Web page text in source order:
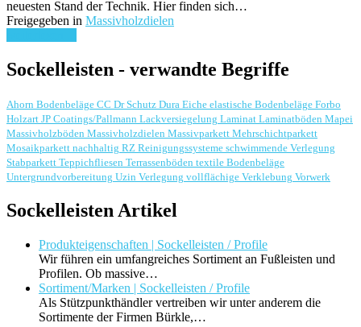
neuesten Stand der Technik. Hier finden sich…
Freigegeben in Massivholzdielen
Sockelleisten - verwandte Begriffe
Ahorn Bodenbeläge CC Dr Schutz Dura Eiche elastische Bodenbeläge Forbo
Holzart JP Coatings/Pallmann Lackversiegelung Laminat Laminatböden Mapei
Massivholzböden Massivholzdielen Massivparkett Mehrschichtparkett
Mosaikparkett nachhaltig RZ Reinigungssysteme schwimmende Verlegung
Stabparkett Teppichfliesen Terrassenböden textile Bodenbeläge
Untergrundvorbereitung Uzin Verlegung vollflächige Verklebung Vorwerk
Sockelleisten Artikel
Produkteigenschaften | Sockelleisten / Profile
Wir führen ein umfangreiches Sortiment an Fußleisten und
Profilen. Ob massive…
Sortiment/Marken | Sockelleisten / Profile
Als Stützpunkthändler vertreiben wir unter anderem die
Sortimente der Firmen Bürkle,…